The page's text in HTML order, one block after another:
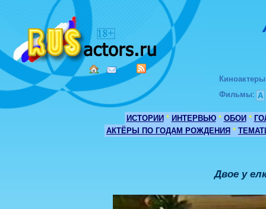
Киноактеры
Фильмы: А
ИСТОРИИ * ИНТЕРВЬЮ * ОБОИ *
АКТЁРЫ ПО ГОДАМ РОЖДЕНИЯ *
Двое у